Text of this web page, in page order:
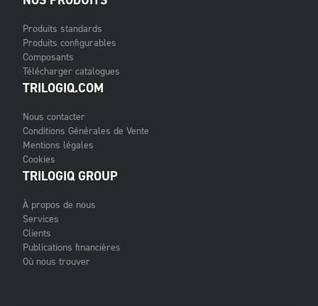
Produits standards
Produits configurables
Composants
Télécharger catalogues
TRILOGIQ.COM
Nous contacter
Conditions Générales de Vente
Mentions légales
Cookies
TRILOGIQ GROUP
À propos de nous
Services
Clients
Publications financières
Où nous trouver